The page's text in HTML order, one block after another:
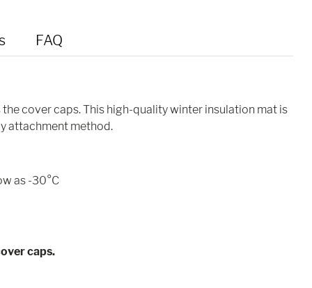
FAQ
cover caps. This high-quality winter insulation mat is
attachment method.
as -30°C
caps.